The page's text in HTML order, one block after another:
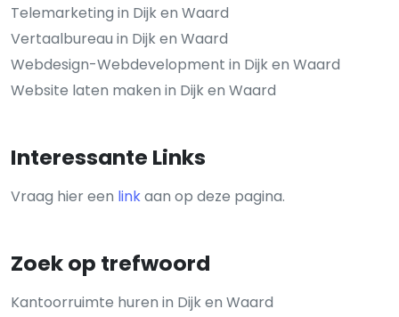
Telemarketing in Dijk en Waard
Vertaalbureau in Dijk en Waard
Webdesign-Webdevelopment in Dijk en Waard
Website laten maken in Dijk en Waard
Interessante Links
Vraag hier een linkaan op deze pagina.
Zoek op trefwoord
Kantoorruimte huren in Dijk en Waard